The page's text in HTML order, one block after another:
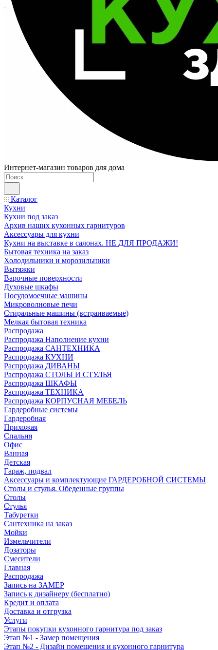
Интернет-магазин товаров для дома
Каталог
Кухни
Кухни под заказ
Архив наших кухонных гарнитуров
Аксессуары для кухни
Кухни на выставке в салонах. НЕ ДЛЯ ПРОДАЖИ!
Бытовая техника на заказ
Холодильники и морозильники
Вытяжки
Варочные поверхности
Духовые шкафы
Посудомоечные машины
Микроволновые печи
Стиральные машины (встраиваемые)
Мелкая бытовая техника
Распродажа
Распродажа Наполнение кухни
Распродажа САНТЕХНИКА
Распродажа КУХНИ
Распродажа ДИВАНЫ
Распродажа СТОЛЫ И СТУЛЬЯ
Распродажа ШКАФЫ
Распродажа ТЕХНИКА
Распродажа КОРПУСНАЯ МЕБЕЛЬ
Гардеробные системы
Гардеробная
Прихожая
Спальня
Офис
Ванная
Детская
Гараж, подвал
Аксессуары и комплектующие ГАРДЕРОБНОЙ СИСТЕМЫ
Столы и стулья. Обеденные группы
Столы
Стулья
Табуретки
Сантехника на заказ
Мойки
Измельчители
Дозаторы
Смесители
Главная
Распродажа
Запись на ЗАМЕР
Запись к дизайнеру (бесплатно)
Кредит и оплата
Доставка и отгрузка
Услуги
Этапы покупки кухонного гарнитура под заказ
Этап №1 - Замер помещения
Этап №2 - Дизайн помещения и кухонного гарнитура